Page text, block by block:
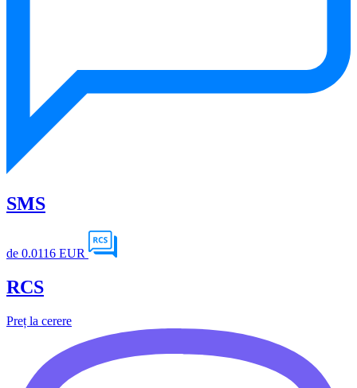
SMS
de 0.0116 EUR
RCS
Preț la cerere